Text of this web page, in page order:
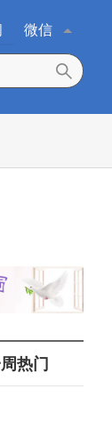
微信
热门